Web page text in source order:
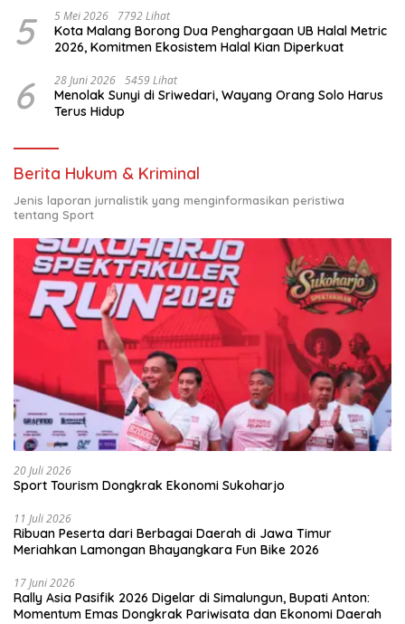
5 5 Mei 2026 7792 Lihat
Kota Malang Borong Dua Penghargaan UB Halal Metric
2026, Komitmen Ekosistem Halal Kian Diperkuat
6 28 Juni 2026 5459 Lihat
Menolak Sunyi di Sriwedari, Wayang Orang Solo Harus
Terus Hidup
Berita Hukum & Kriminal
Jenis laporan jurnalistik yang menginformasikan peristiwa
tentang Sport
20 Juli 2026
Sport Tourism Dongkrak Ekonomi Sukoharjo
11 Juli 2026
Ribuan Peserta dari Berbagai Daerah di Jawa Timur
Meriahkan Lamongan Bhayangkara Fun Bike 2026
17 Juni 2026
Rally Asia Pasifik 2026 Digelar di Simalungun, Bupati Anton:
Momentum Emas Dongkrak Pariwisata dan Ekonomi Daerah